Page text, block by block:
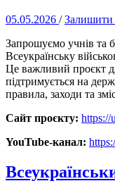
05.05.2026 /Залишити
Запрошуємо учнів та
Всеукраїнську
Це важливий проєкт
підтримується на
правила, заходи та
Сайт проєкту: https://
YouTube-канал: